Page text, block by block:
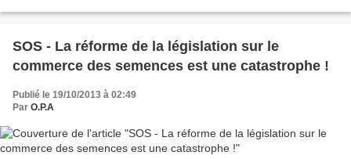
SOS - La réforme de la législation sur le
commerce des semences est une catastrophe !
Publié le 19/10/2013 à 02:49
Par O.P.A